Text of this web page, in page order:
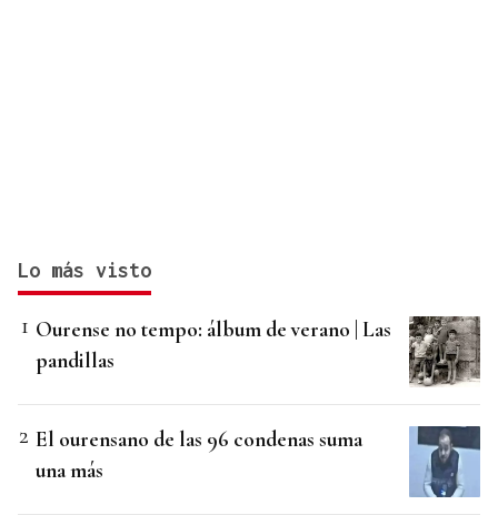
Lo más visto
Ourense no tempo: álbum de verano | Las
pandillas
El ourensano de las 96 condenas suma
una más